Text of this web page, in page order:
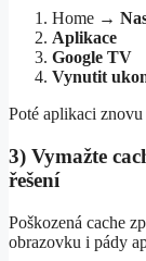
Home →
Aplikace
Google TV
Vynutit
Poté aplikaci znovu
3) Vymažte
řešení
Poškozená cache
obrazovku i pády